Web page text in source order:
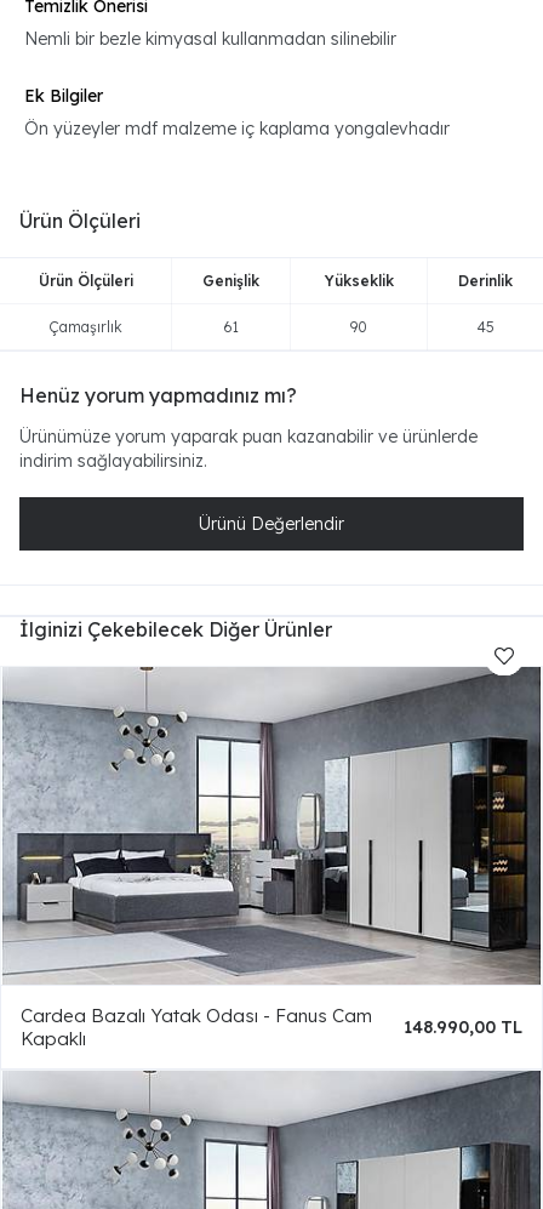
Temizlik Önerisi
Nemli bir bezle kimyasal kullanmadan silinebilir
Ek Bilgiler
Ön yüzeyler mdf malzeme iç kaplama yongalevhadır
Ürün Ölçüleri
Ürün Ölçüleri Genişlik Yükseklik Derinlik
Çamaşırlık 61 90 45
Henüz yorum yapmadınız mı?
Ürünümüze yorum yaparak puan kazanabilir ve ürünlerde
indirim sağlayabilirsiniz.
Ürünü Değerlendir
İlginizi Çekebilecek Diğer Ürünler
Cardea Bazalı Yatak Odası - Fanus Cam
Kapaklı
148.990,00 TL